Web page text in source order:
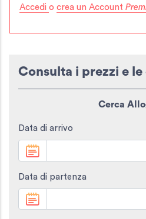
Accedi o crea un Account
Consulta i prezzi e
Cerca
Data di arrivo
Data di partenza